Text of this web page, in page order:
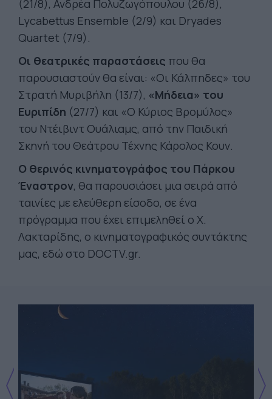
(21/8), Ανδρέα Πολυζωγόπουλου (26/8),
Lycabettus Ensemble (2/9) και Dryades
Quartet (7/9).
Οι θεατρικές παραστάσεις που θα
παρουσιαστούν θα είναι: «Οι Κάλπηδες» του
Στρατή Μυριβήλη (13/7), «Μήδεια» του
Ευριπίδη (27/7) και «Ο Κύριος Βρομύλος»
του Ντέιβιντ Ουάλιαμς, από την Παιδική
Σκηνή του Θεάτρου Τέχνης Κάρολος Κουν.
Ο θερινός κινηματογράφος του Πάρκου
Έναστρον, θα παρουσιάσει μια σειρά από
ταινίες με ελεύθερη είσοδο, σε ένα
πρόγραμμα που έχει επιμεληθεί ο Χ.
Λακταρίδης, o κινηματογραφικός συντάκτης
μας, εδώ στο DOCTV.gr.